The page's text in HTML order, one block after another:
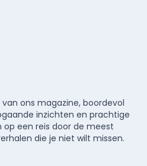
ons magazine, boordevol
inzichten en prachtige
op een reis door de meest
die je niet wilt missen.